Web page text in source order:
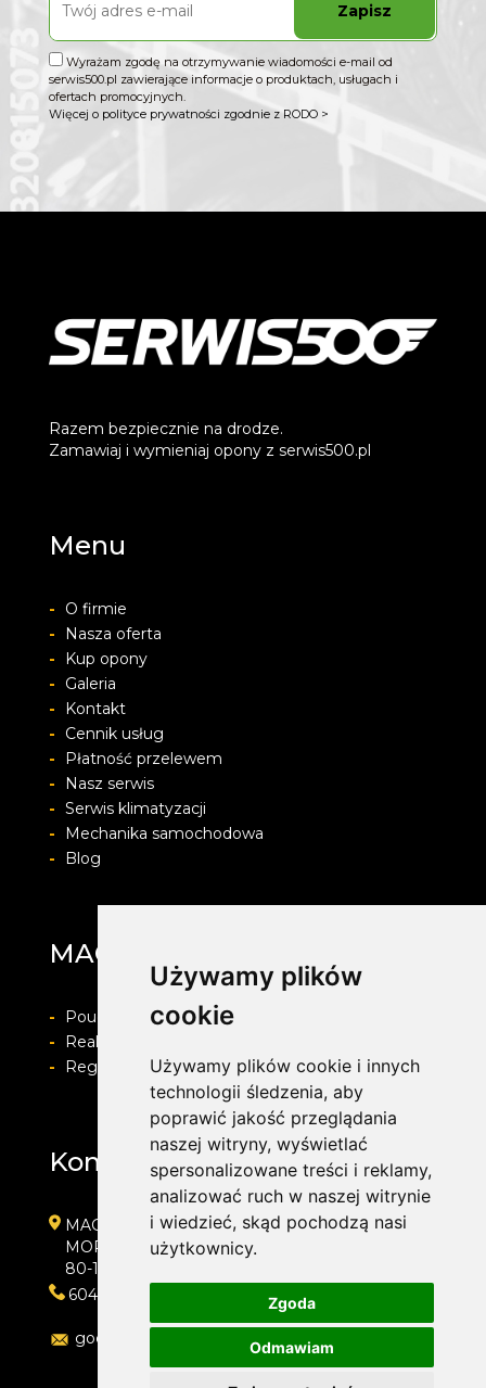
Używamy plików
cookie
Używamy plików cookie i innych
technologii śledzenia, aby
poprawić jakość przeglądania
naszej witryny, wyświetlać
spersonalizowane treści i reklamy,
analizować ruch w naszej witrynie
i wiedzieć, skąd pochodzą nasi
użytkownicy.
Zgoda
Odmawiam
Zapisz
Wyrażam zgodę na otrzymywanie wiadomości e-mail od
serwis500.pl zawierające informacje o produktach, usługach i
ofertach promocyjnych.
Więcej o polityce prywatności zgodnie z RODO >
Razem bezpiecznie na drodze.
Zamawiaj i wymieniaj opony z serwis500.pl
Menu
-
O firmie
-
Nasza oferta
-
Kup opony
-
Galeria
-
Kontakt
-
Cennik usług
-
Płatność przelewem
-
Nasz serwis
- Serwis klimatyzacji
-
Mechanika samochodowa
-
Blog
MAG Opony
-
Pouczenie o prawie do odstapienia od umowy
-
Realizacja zamówienia i formy płatności
-
Regulamin i Polityka prywatności
Kontakt
MAG Opony
MORENOWA 6
80-172 GDAŃSK
604889000
goc.artur@gmail.com